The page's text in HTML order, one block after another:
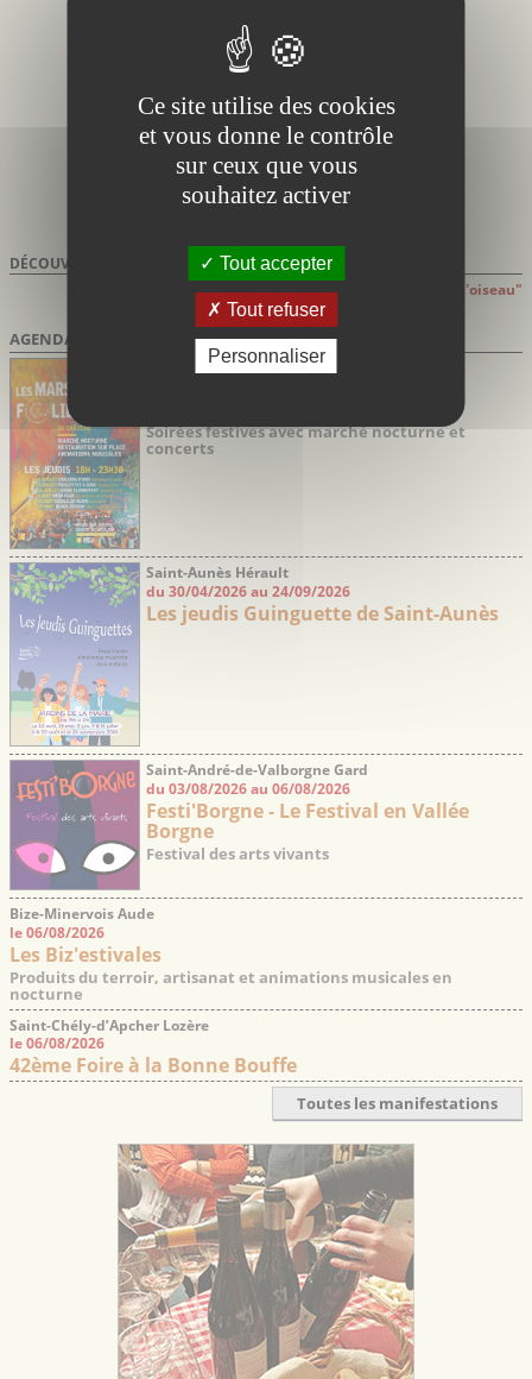
DÉCOUVRIR À PROXIMITÉ DE MARGON
Attention: distances indiquées à "Vol d'oiseau"
AGENDA DES SORTIES
Marsillargues Hérault
Soirées festives avec marché nocturne et
concerts
Saint-Aunès Hérault
du 30/04/2026 au 24/09/2026
Les jeudis Guinguette de Saint-Aunès
Saint-André-de-Valborgne Gard
du 03/08/2026 au 06/08/2026
Festi'Borgne - Le Festival en Vallée
Borgne
Festival des arts vivants
Bize-Minervois Aude
le 06/08/2026
Les Biz'estivales
Produits du terroir, artisanat et animations musicales en
nocturne
Saint-Chély-d’Apcher Lozère
le 06/08/2026
42ème Foire à la Bonne Bouffe
Toutes les manifestations
Ce site utilise des cookies
et vous donne le contrôle
sur ceux que vous
souhaitez activer
Tout accepter
Tout refuser
Personnaliser